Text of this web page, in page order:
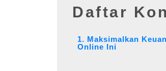
Daftar
1. Maksimalkan
Online Ini